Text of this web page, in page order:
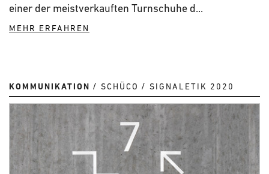
einer der meistverkauften Turnschuhe d...
MEHR ERFAHREN
KOMMUNIKATION SCHÜCO SIGNALETIK 2020